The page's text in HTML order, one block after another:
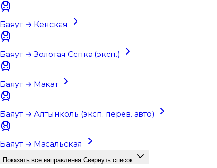
Баяут → Кенская
Баяут → Золотая Сопка (эксп.)
Баяут → Макат
Баяут → Алтынколь (эксп. перев. авто)
Баяут → Масальская
Показать все направления Свернуть список